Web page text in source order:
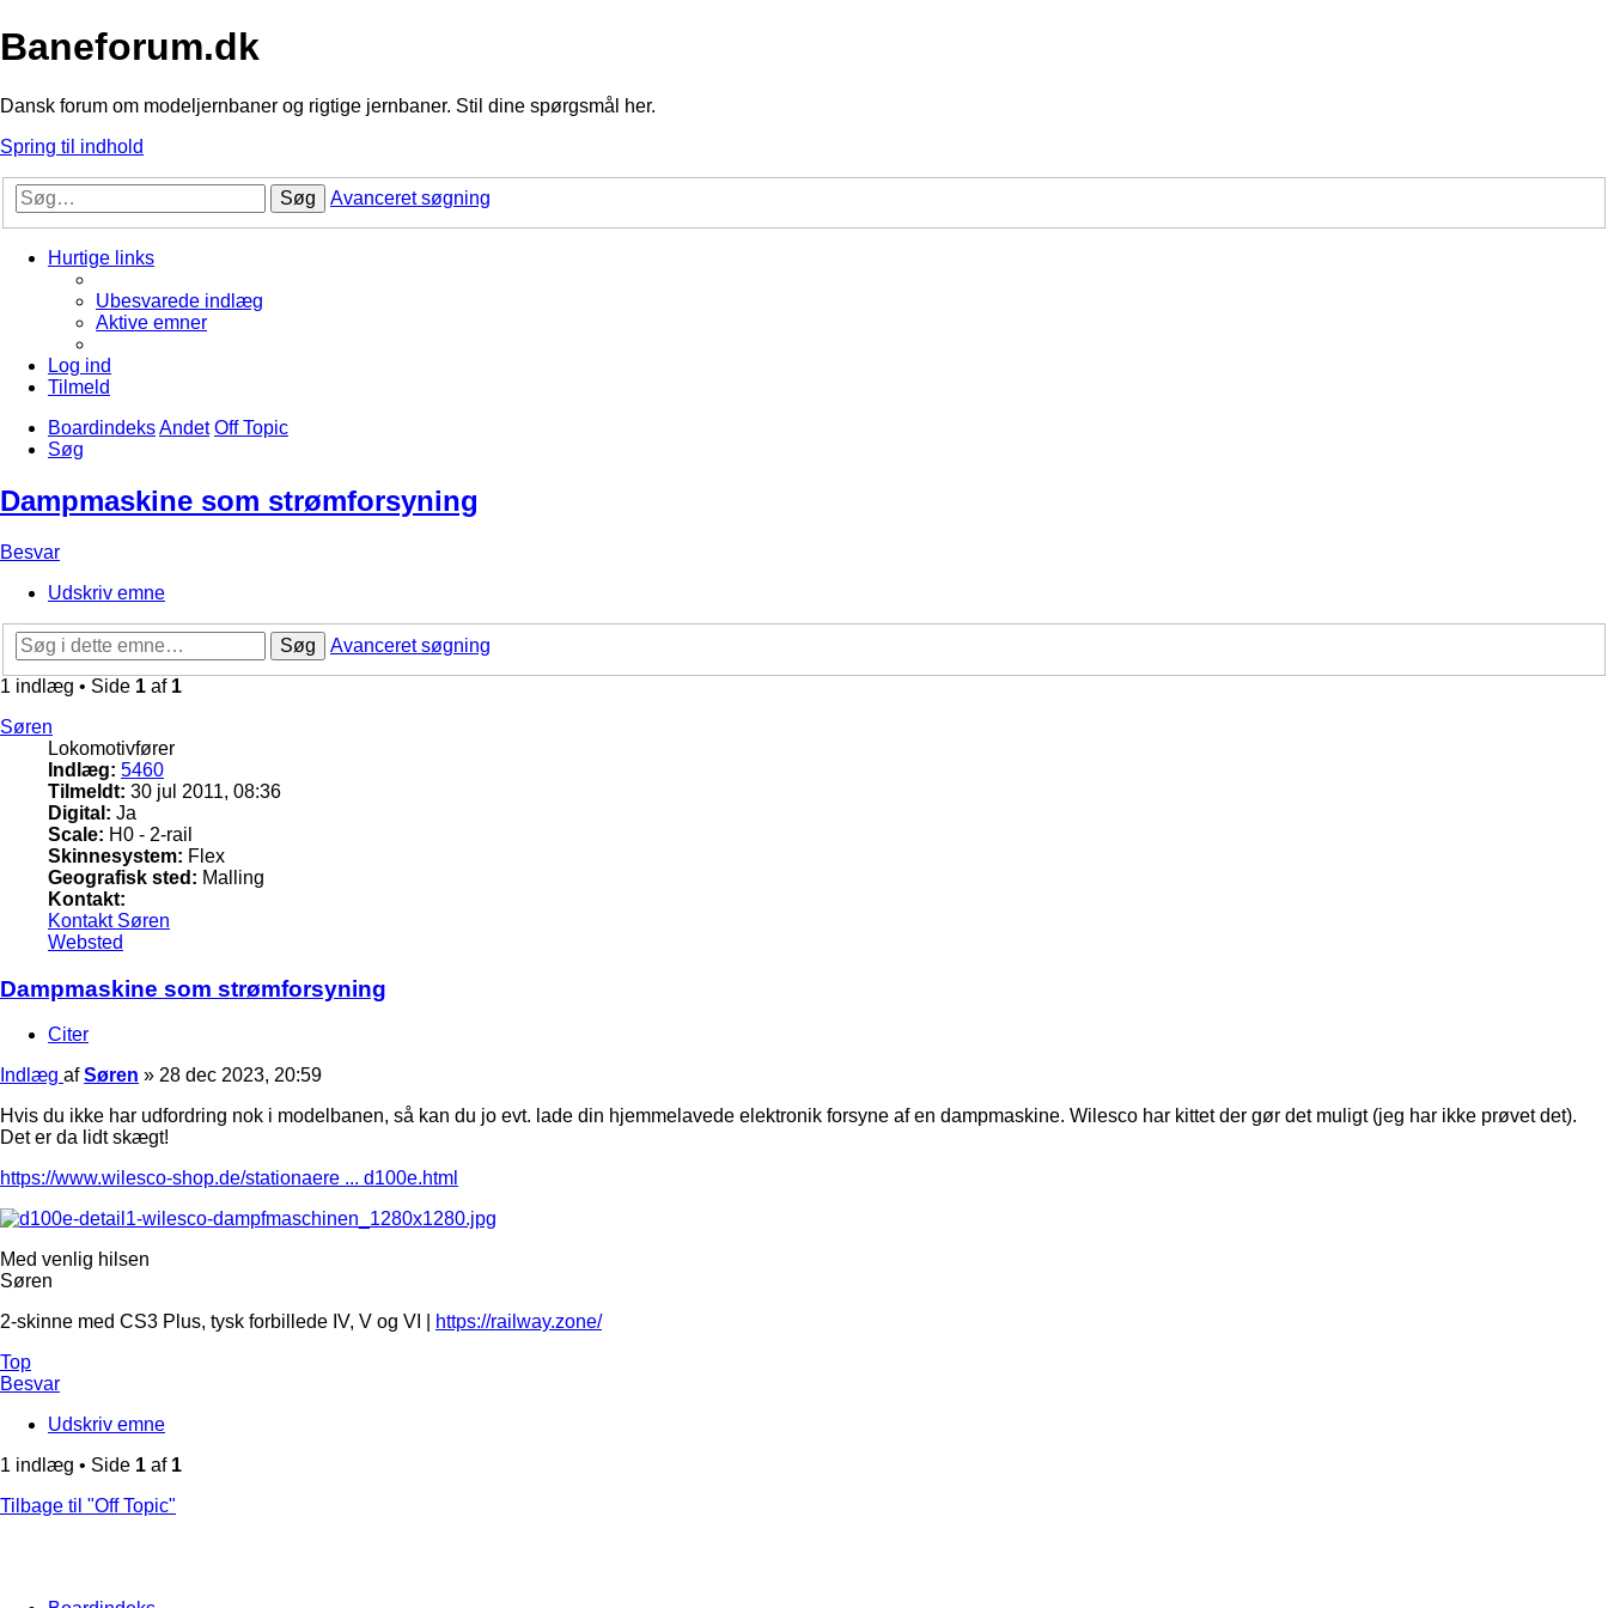
Baneforum.dk
Dansk forum om modeljernbaner og rigtige jernbaner. Stil dine spørgsmål her.
Spring til indhold
Søg Avanceret søgning
Hurtige links
Ubesvarede indlæg
Aktive emner
Log ind
Tilmeld
BoardindeksAndet Off Topic
Søg
Dampmaskine som strømforsyning
Besvar
Udskriv emne
Søg
Avanceret søgning
1 indlæg • Side 1 af 1
Søren
Lokomotivfører
Indlæg: 5460
Tilmeldt: 30 jul 2011, 08:36
Digital: Ja
Scale: H0 - 2-rail
Skinnesystem: Flex
Geografisk sted: Malling
Kontakt:
Kontakt Søren
Websted
Dampmaskine som strømforsyning
Citer
Indlæg afSøren » 28 dec 2023, 20:59
Hvis du ikke har udfordring nok i modelbanen, så kan du jo evt. lade din hjemmelavede elektronik forsyne af en dampmaskine. Wilesco har kittet der gør det muligt (jeg har ikke prøvet det).
Det er da lidt skægt!
https://www.wilesco-shop.de/stationaere ... d100e.html
Med venlig hilsen
Søren
2-skinne med CS3 Plus, tysk forbillede IV, V og VI |
https://railway.zone/
Top
Besvar
Udskriv emne
1 indlæg • Side 1 af 1
Tilbage til "Off Topic"